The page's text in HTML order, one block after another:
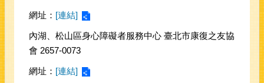
網址： [連結]
內湖、松山區身心障礙者服務中心 臺北市康復之友協
會 2657-0073
網址： [連結]